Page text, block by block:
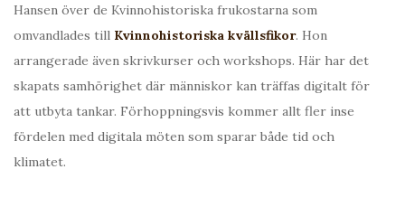
Hansen över de Kvinnohistoriska frukostarna som
omvandlades till Kvinnohistoriska kvällsfikor. Hon
arrangerade även skrivkurser och workshops. Här har det
skapats samhörighet där människor kan träffas digitalt för
att utbyta tankar. Förhoppningsvis kommer allt fler inse
fördelen med digitala möten som sparar både tid och
klimatet.